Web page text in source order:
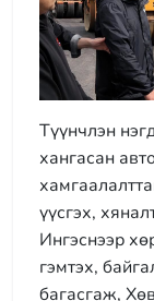
Түүнчлэн
хангасан
үүсгэх,
Ингэснээр
гэмтэх,
багасгаж,